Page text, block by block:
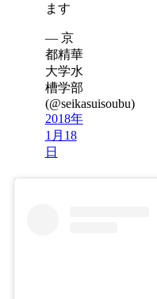
ます
— 京
都精華
大学水
槽学部
(@seikasuisoubu)
2018年
1月18
日